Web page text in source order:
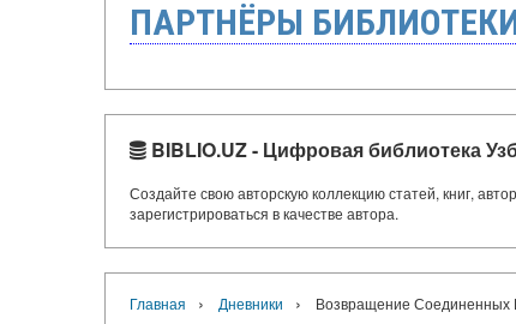
ПАРТНЁРЫ
BIBLIO.UZ - Цифровая библиотека
Создайте свою авторскую коллекцию статей, книг,
зарегистрироваться в качестве автора.
Главная › Дневники › Возвращение Соединенных